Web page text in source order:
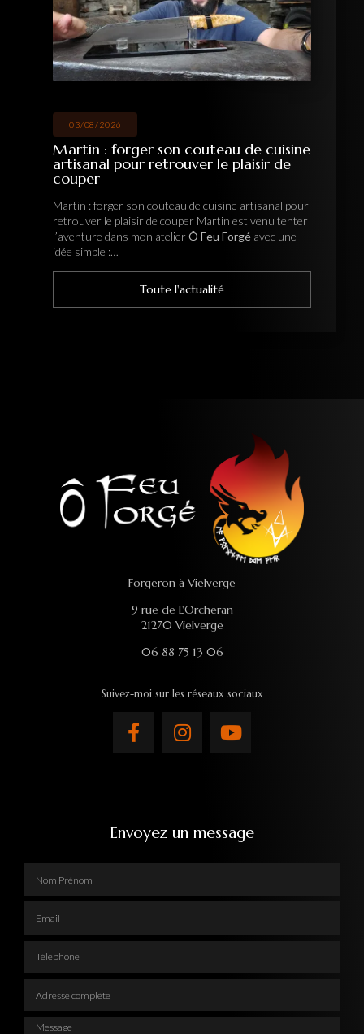
03/08/2026
Martin : forger son couteau de cuisine
artisanal pour retrouver le plaisir de
couper
Martin : forger son couteau de cuisine artisanal pour
retrouver le plaisir de couper Martin est venu tenter
l’aventure dans mon atelierÔ Feu Forgé avec une
idée simple :…
Toute l'actualité
Forgeron à Vielverge
9 rue de L'Orcheran
21270 Vielverge
06 88 75 13 06
Suivez-moi sur les réseaux sociaux
Envoyez un message
Message